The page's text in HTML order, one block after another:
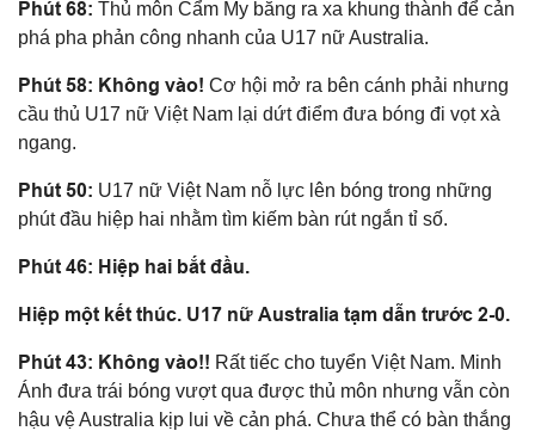
Phút 68: Thủ môn Cẩm My băng ra xa khung thành để cản
phá pha phản công nhanh của U17 nữ Australia.
Phút 58: Không vào! Cơ hội mở ra bên cánh phải nhưng
cầu thủ U17 nữ Việt Nam lại dứt điểm đưa bóng đi vọt xà
ngang.
Phút 50: U17 nữ Việt Nam nỗ lực lên bóng trong những
phút đầu hiệp hai nhằm tìm kiếm bàn rút ngắn tỉ số.
Phút 46: Hiệp hai bắt đầu.
Hiệp một kết thúc. U17 nữ Australia tạm dẫn trước 2-0.
Phút 43: Không vào!! Rất tiếc cho tuyển Việt Nam. Minh
Ánh đưa trái bóng vượt qua được thủ môn nhưng vẫn còn
hậu vệ Australia kịp lui về cản phá. Chưa thể có bàn thắng